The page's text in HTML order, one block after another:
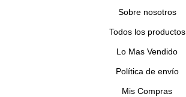
Sobre nosotros
Todos los productos
Lo Mas Vendido
Política de envío
Mis Compras